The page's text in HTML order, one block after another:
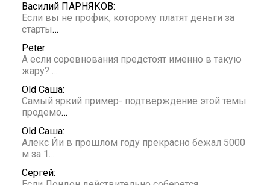
Василий ПАРНЯКОВ:
Если вы не профик, которому платят деньги за
старты…
Peter:
А если соревнования предстоят именно в такую
жару? …
Old Саша:
Самый яркий пример- подтверждение этой темы
продемо…
Old Саша:
Алекс Йи в прошлом году прекрасно бежал 5000
м за 1…
Сергей: